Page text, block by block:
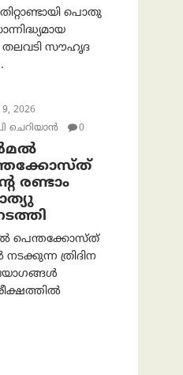
പൊതു
തലവടി സൗഹൃദ
9, 2026
ചെറിയാൻ
0
രണ്ടാം
പെന്തക്കോസ്ത്
നടക്കുന്ന ത്രിദിന
യോഗങ്ങൾ